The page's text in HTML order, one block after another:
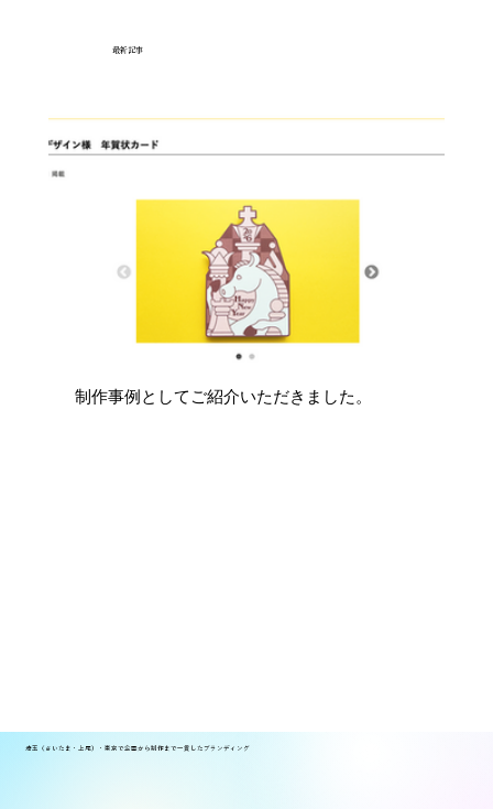
制作事例としてご紹介いただきました。
最新記事
埼玉（さいたま・上尾）・東京で企画から制作まで一貫したブランディング